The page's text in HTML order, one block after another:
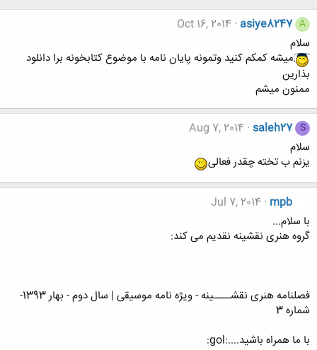
A
asiye8247
Oct 16, 2014
سلام
ميشه كمكم كنيد وتمونه پايان نامه با موضوع كتابخونه برا دانلود
بذارين
ممنون ميشم
S
saleh27
Aug 7, 2014
سلام
یزنم ب تخته چقدر فعالی
mpb
Jul 7, 2014
با سلام...
گروه هنری نقشینه نقدیم می کند:
فصلنامه هنری نقشــــینه - ویژه نامه موسیقی | سال دوم - بهار 1393-
شماره 3
با ما همراه باشید....:gol: